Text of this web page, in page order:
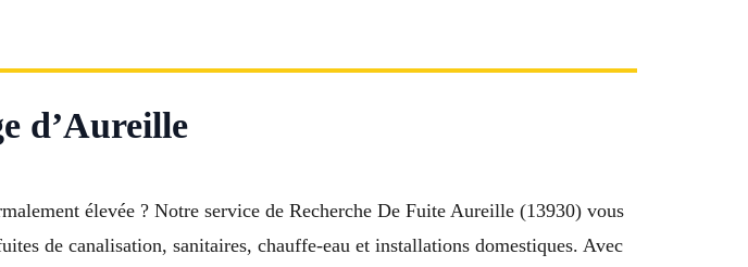
d’Aureille
élevée ? Notre service de Recherche De Fuite Aureille (13930) vous
de canalisation, sanitaires, chauffe-eau et installations domestiques. Avec